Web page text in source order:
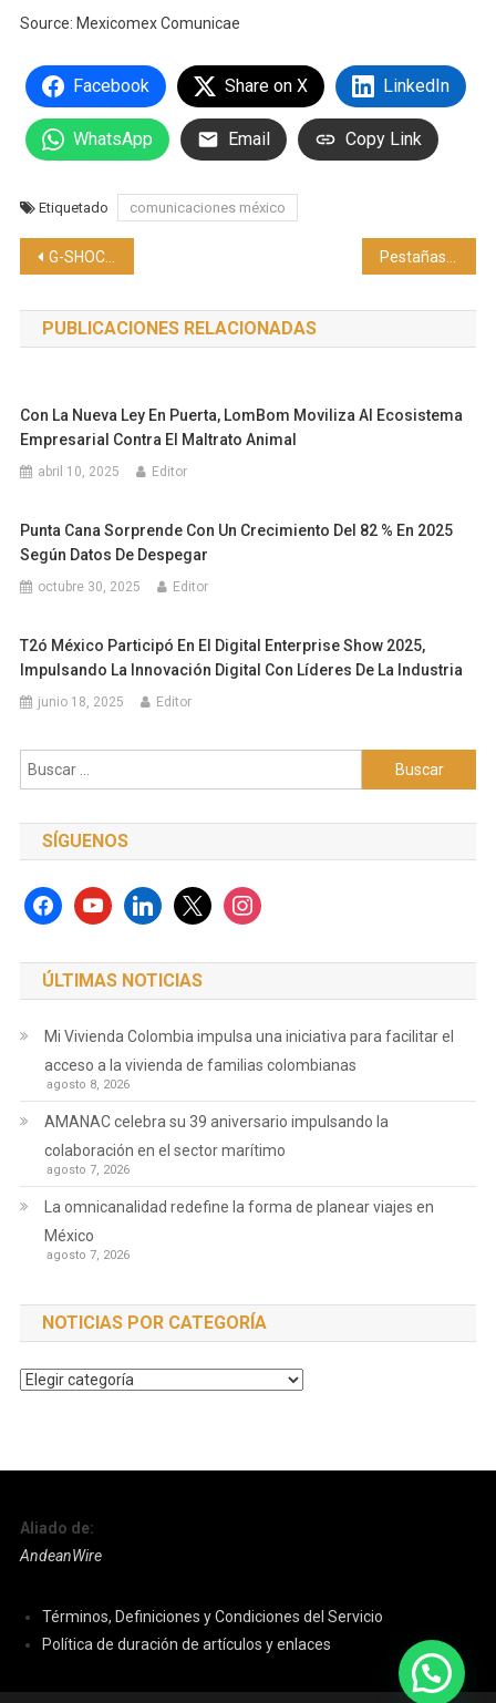
Source: Mexicomex Comunicae
Facebook Share on X LinkedIn
WhatsApp Email Copy Link
Etiquetado comunicaciones méxico
Navegación
de
entradas
G-SHOCK: Un símbolo de resistencia y evolución Pestañas largas, voluminosas y saludables, descubrir la magia de I Love Extreme Máscara
PUBLICACIONES RELACIONADAS
Con La Nueva Ley En Puerta, LomBom Moviliza Al Ecosistema
Empresarial Contra El Maltrato Animal
abril 10, 2025 Editor
Punta Cana Sorprende Con Un Crecimiento Del 82 % En 2025
Según Datos De Despegar
octubre 30, 2025 Editor
T2ó México Participó En El Digital Enterprise Show 2025,
Impulsando La Innovación Digital Con Líderes De La Industria
junio 18, 2025 Editor
Buscar:
SÍGUENOS
facebookyoutubelinkedinx instagram
ÚLTIMAS NOTICIAS
Mi Vivienda Colombia impulsa una iniciativa para facilitar el
acceso a la vivienda de familias colombianas
agosto 8, 2026
AMANAC celebra su 39 aniversario impulsando la
colaboración en el sector marítimo
agosto 7, 2026
La omnicanalidad redefine la forma de planear viajes en
México
agosto 7, 2026
NOTICIAS POR CATEGORÍA
Noticias
Aliado de:
AndeanWire
Términos, Definiciones y Condiciones del Servicio
Política de duración de artículos y enlaces